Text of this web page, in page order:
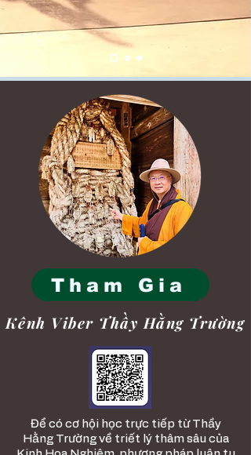
Tham Gia
Kênh Viber Thầy Hằng Trường
​Để có cơ hội học trực tiếp từ Thầy
Hằng Trường về triết lý thâm sâu của